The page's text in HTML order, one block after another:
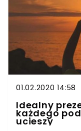
01.02.2020 14:58
Idealny
każdego
ucieszy